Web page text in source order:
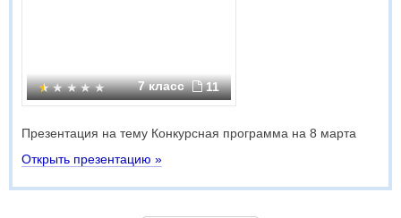
7 класс 11
Презентация на тему Конкурсная программа на 8 марта
Открыть презентацию »